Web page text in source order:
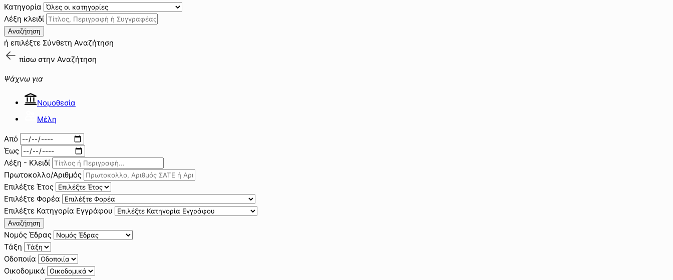
Κατηγορία
Λέξη κλειδί
Αναζήτηση
ή επιλέξτε Σύνθετη Αναζήτηση
πίσω στην Αναζήτηση
Ψάχνω για
Νομοθεσία
Μέλη
Από
Έως
Λέξη - Κλειδί
Πρωτοκολλο/Αριθμός
Επιλέξτε Έτος
Επιλέξτε Φορέα
Επιλέξτε Κατηγορία Εγγράφου
Αναζήτηση
Νομός Έδρας
Τάξη
Οδοποιία
Οικοδομικά